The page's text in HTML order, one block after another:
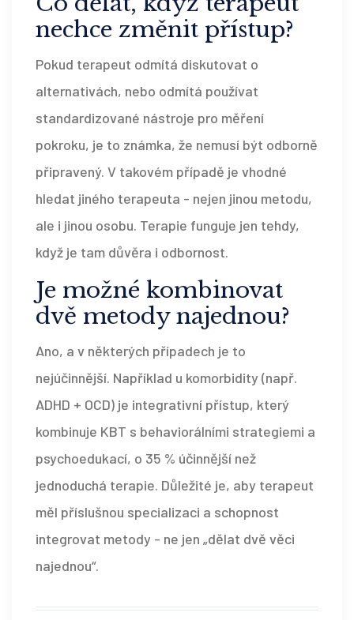
nechce změnit přístup?
Pokud terapeut odmítá diskutovat o
alternativách, nebo odmítá používat
standardizované nástroje pro měření
pokroku, je to známka, že nemusí být odborně
připravený. V takovém případě je vhodné
hledat jiného terapeuta - nejen jinou metodu,
ale i jinou osobu. Terapie funguje jen tehdy,
když je tam důvěra i odbornost.
Je možné kombinovat
dvě metody najednou?
Ano, a v některých případech je to
nejúčinnější. Například u komorbidity (např.
ADHD + OCD) je integrativní přístup, který
kombinuje KBT s behaviorálními strategiemi a
psychoedukací, o 35 % účinnější než
jednoduchá terapie. Důležité je, aby terapeut
měl příslušnou specializaci a schopnost
integrovat metody - ne jen „dělat dvě věci
najednou“.